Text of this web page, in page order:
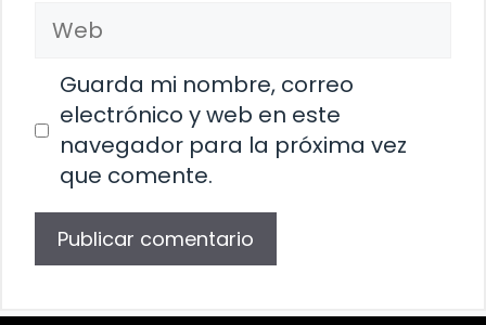
Web
Guarda mi nombre, correo
electrónico y web en este
navegador para la próxima vez
que comente.